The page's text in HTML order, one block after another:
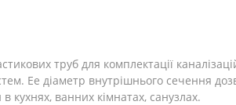
труб для комплектації
Ее діаметр внутрішнього сечення
кухнях, ванних кімнатах, санузлах.